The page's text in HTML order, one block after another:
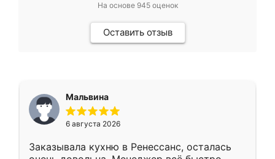
На основе 945оценок
Оставить отзыв
Мальвина
6 августа 2026
Заказывала кухню в Ренессанс, осталась